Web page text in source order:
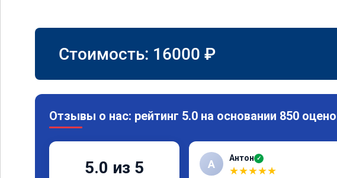
Стоимость: 16000 ₽
Отзывы о нас: рейтинг 5.0 на основании 850
5.0 из 5 А Антон ✓
★★★★★